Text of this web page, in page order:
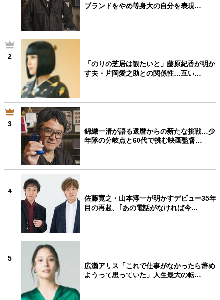
ブランドをやめ等身大の自分を表現…
2
「のりの芝居は観たいと」藤原紀香が明か
す夫・片岡愛之助との関係性…互い…
3
錦織一清が語る還暦からの新たな挑戦…少
年隊の分岐点と60代で挑む映画監督…
4
佐藤寛之・山本淳一が明かすデビュー35年
目の再起、｢あの電話がなければ今…
5
広瀬アリス「これで仕事がなかったら辞め
ようって思っていた」人生最大の転…